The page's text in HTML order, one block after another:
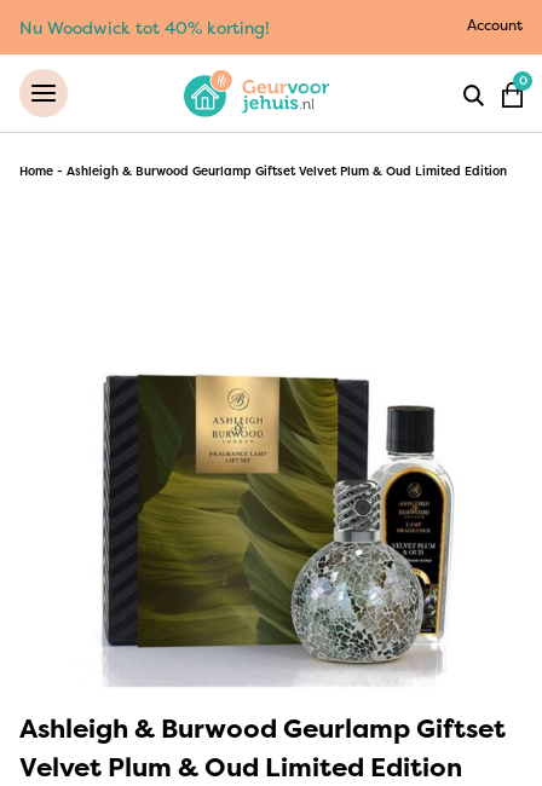
Nu Woodwick tot 40% korting! Account
0
Home - Ashleigh & Burwood Geurlamp Giftset Velvet Plum & Oud Limited Edition
Ashleigh & Burwood Geurlamp Giftset
Velvet Plum & Oud Limited Edition